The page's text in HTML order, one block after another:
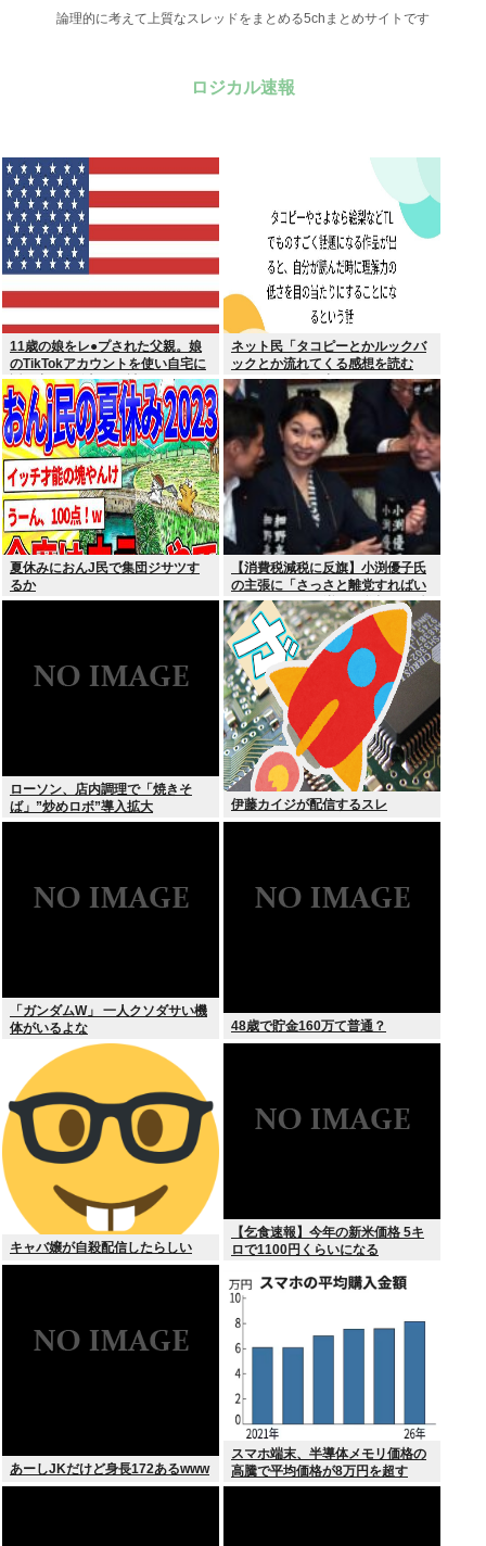
論理的に考えて上質なスレッドをまとめる5chまとめサイトです
ロジカル速報
11歳の娘をレ●プされた父親。娘
のTikTokアカウントを使い自宅に
誘き出し、銃撃で天誅！
ネット民「タコピーとかルックバ
ックとか流れてくる感想を読む
と、俺って理解力低すぎ！？ って
超凹む。つらい」
夏休みにおんJ民で集団ジサツす
るか
【消費税減税に反旗】小渕優子氏
の主張に「さっさと離党すればい
いのに」SNSで逆風…父親から続
く「消費税の系譜」とは
ローソン、店内調理で「焼きそ
ば」”炒めロボ”導入拡大
伊藤カイジが配信するスレ
「ガンダムW」 一人クソダサい機
体がいるよな
48歳で貯金160万て普通？
キャバ嬢が自殺配信したらしい
【乞食速報】今年の新米価格 5キ
ロで1100円くらいになる
あーしJKだけど身長172あるwww
スマホ端末、半導体メモリ価格の
高騰で平均価格が8万円を超す